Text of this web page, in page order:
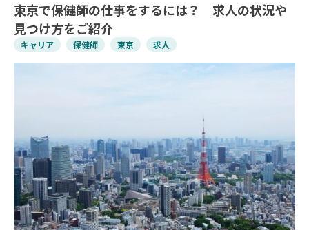
東京で保健師の仕事をするには？ 求人の状況や
見つけ方をご紹介
キャリア 保健師 東京 求人